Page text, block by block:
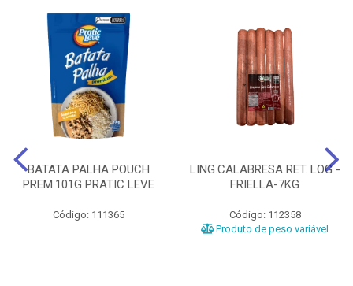
BATATA PALHA POUCH
PREM.101G PRATIC LEVE
Código: 111365
LING.CALABRESA RET. LOG -
FRIELLA-7KG
Código: 112358
Produto de peso variável